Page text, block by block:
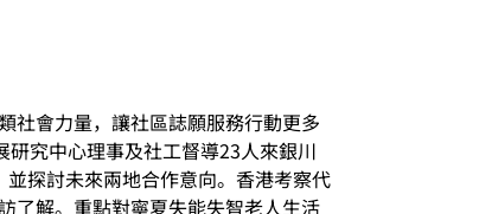
社會力量，讓社區誌願服務行動更多
究中心理事及社工督導23人來銀川
探討未來兩地合作意向。香港考察代
了解。重點對寧夏失能失智老人生活